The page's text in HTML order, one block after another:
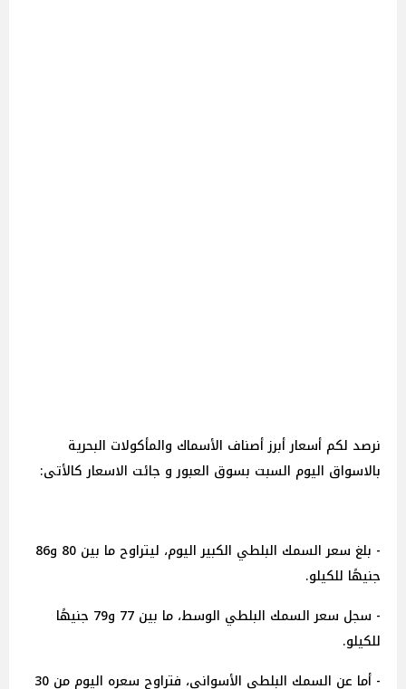
نرصد لكم أسعار أبرز أصناف الأسماك والمأكولات البحرية
بالاسواق اليوم السبت بسوق العبور و جائت الاسعار كالأتى:
- بلغ سعر السمك البلطي الكبير اليوم، ليتراوح ما بين 80 و86
جنيهًا للكيلو.
- سجل سعر السمك البلطي الوسط، ما بين 77 و79 جنيهًا
للكيلو.
- أما عن السمك البلطي الأسواني، فتراوح سعره اليوم من 30